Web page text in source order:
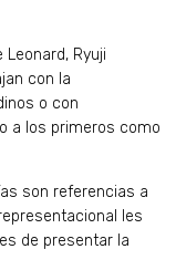
Ryuji
con la
o con
a los primeros como
son referencias a
les
de presentar la